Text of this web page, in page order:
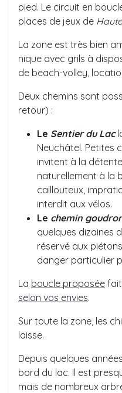
pied. Le circuit en
places de jeux de
La zone est très bien
nique avec grils à
de beach-volley,
Deux chemins sont
retour) :
Le Sentier du Lac
Neuchâtel. Petites
invitent à la
naturellement à la
caillouteux,
interdit aux vélos.
Le chemin
quelques dizaines
réservé aux
danger particulier
La boucle proposée fait
selon vos envies.
Sur toute la zone, les
laisse.
Depuis quelques
bord du lac. Il est
mais de nombreux